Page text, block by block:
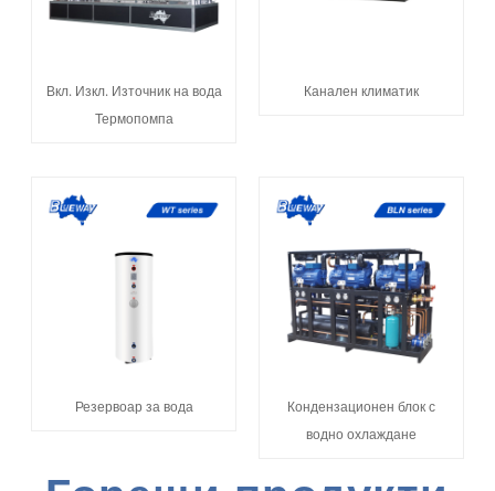
Вкл. Изкл. Източник на вода
Термопомпа
Канален климатик
Резервоар за вода
Кондензационен блок с
водно охлаждане